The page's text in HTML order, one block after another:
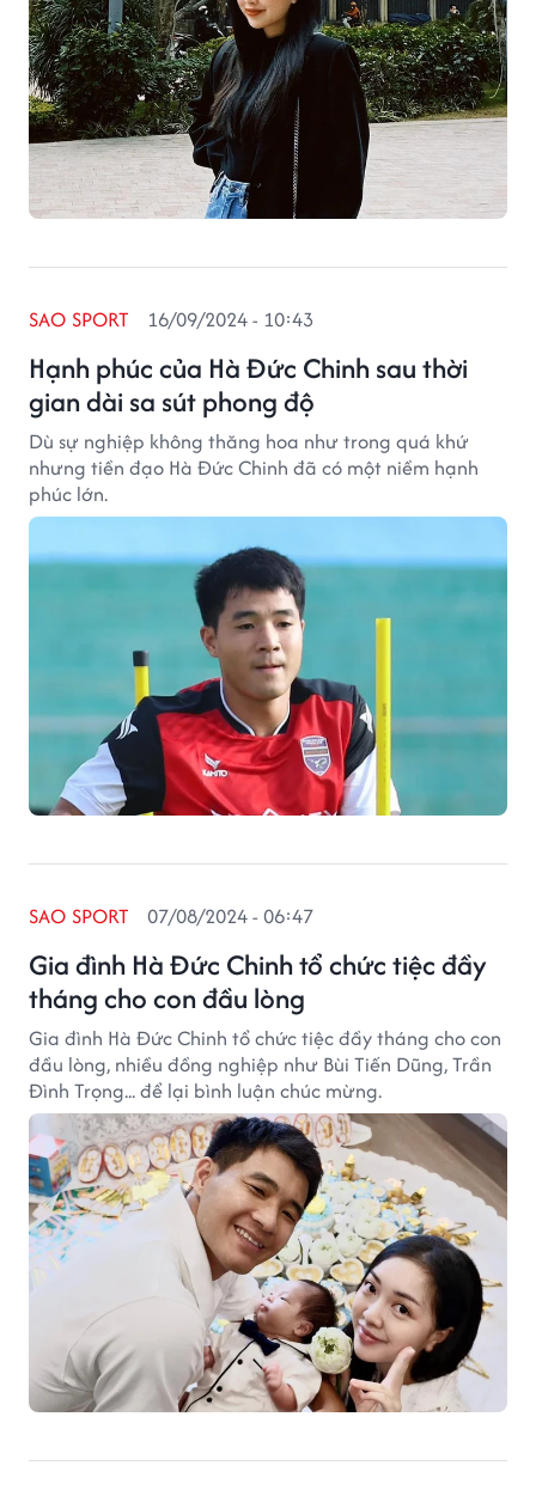
Hạnh phúc của Hà Đức Chinh sau thời
gian dài sa sút phong độ
SAO SPORT 16/09/2024 - 10:43
Dù sự nghiệp không thăng hoa như trong quá khứ
nhưng tiền đạo Hà Đức Chinh đã có một niềm hạnh
phúc lớn.
Gia đình Hà Đức Chinh tổ chức tiệc đầy
tháng cho con đầu lòng
SAO SPORT 07/08/2024 - 06:47
Gia đình Hà Đức Chinh tổ chức tiệc đầy tháng cho con
đầu lòng, nhiều đồng nghiệp như Bùi Tiến Dũng, Trần
Đình Trọng... để lại bình luận chúc mừng.